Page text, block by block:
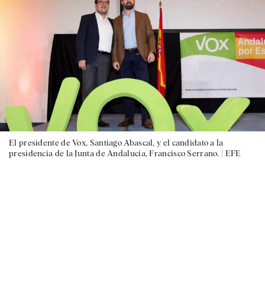
El presidente de Vox, Santiago Abascal, y el candidato a la
presidencia de la Junta de Andalucía, Francisco Serrano. | EFE